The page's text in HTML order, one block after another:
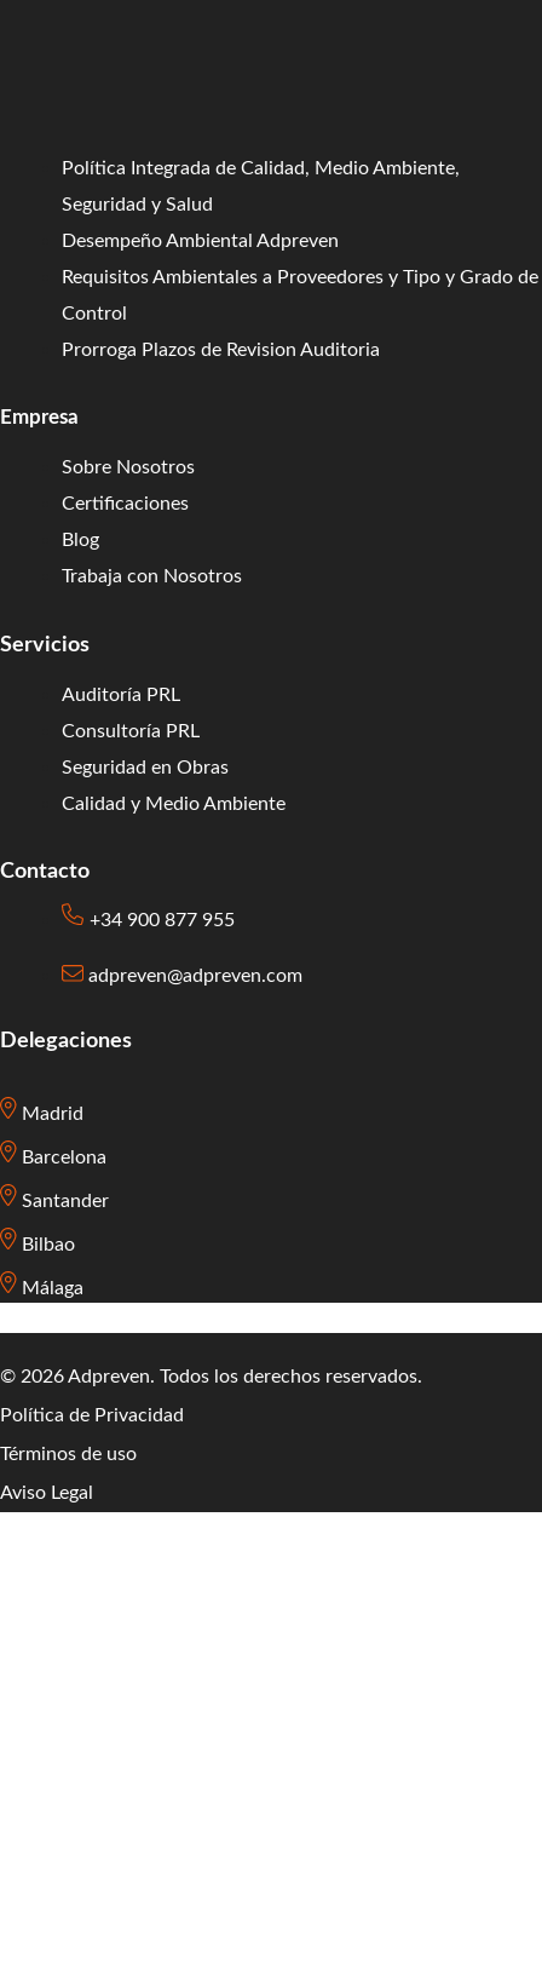
Política Integrada de Calidad, Medio Ambiente,
Seguridad y Salud
Desempeño Ambiental Adpreven
Requisitos Ambientales a Proveedores y Tipo y Grado de
Control
Prorroga Plazos de Revision Auditoria
Empresa
Sobre Nosotros
Certificaciones
Blog
Trabaja con Nosotros
Servicios
Auditoría PRL
Consultoría PRL
Seguridad en Obras
Calidad y Medio Ambiente
Contacto
+34 900 877 955
adpreven@adpreven.com
Delegaciones
Madrid
Barcelona
Santander
Bilbao
Málaga
© 2026 Adpreven. Todos los derechos reservados.
Política de Privacidad
Términos de uso
Aviso Legal